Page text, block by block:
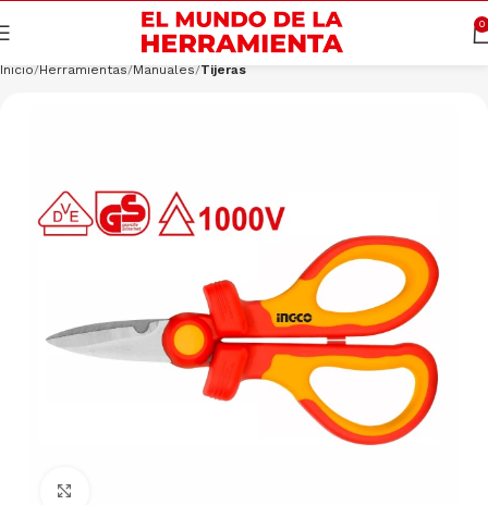
0
Inicio Herramientas Manuales Tijeras
Cargando productos… CONSULTAR